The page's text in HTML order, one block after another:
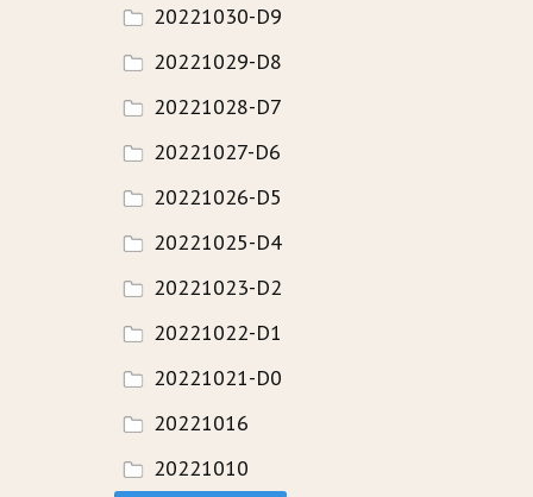
WAVECAMP 2017
FOTOGALERIE
20221030-D9
20221029-D8
20221028-D7
20221027-D6
20221026-D5
20221025-D4
20221023-D2
20221022-D1
20221021-D0
20221016
20221010